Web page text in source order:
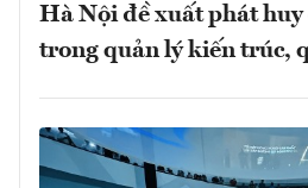
Hà Nội đề xuất phát huy
trong quản lý kiến trúc,